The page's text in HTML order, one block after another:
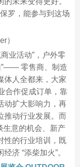
罗，能参与到这场
）​
业活动”，户外零
”—— 零售商、制造
体人全都来，大家
合作促成订单，靠
动扩大影响力，再
推动行业发展。而
生意的机会、新产
性的行业培训，既
济 “添柴加火”。